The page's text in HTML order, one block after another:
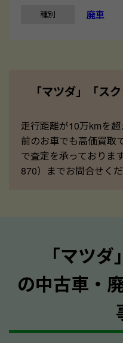
種別 廃車
「マツダ」「
走行距離が10万kmを
前のお車でも高価買取
で査定を承っておりま
870）までお問合せくだ
｢マツダ
の中古車・